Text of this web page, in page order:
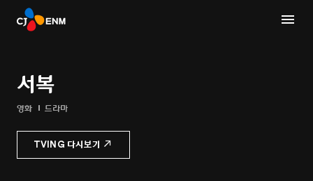
서복
영화 드라마
TVING 다시보기